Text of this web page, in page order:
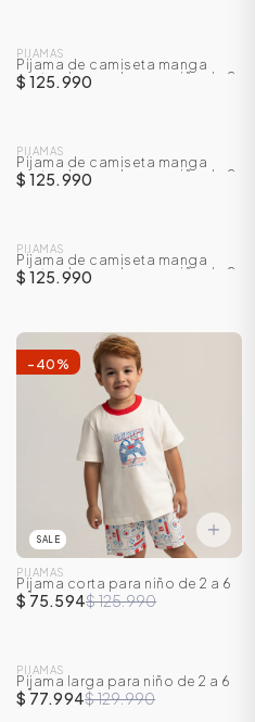
PIJAMAS
Pijama de camiseta manga
corta + bermuda para niño de 2
a 7 años
$ 125.990
PIJAMAS
Pijama de camiseta manga
corta + bermuda para niño de 2
a 7 años
$ 125.990
PIJAMAS
Pijama de camiseta manga
corta + bermuda para niño de 2
a 7 años
$ 125.990
- 40 %
SALE
PIJAMAS
Pijama corta para niño de 2 a 6
años
$ 75.594$ 125.990
-40 %
PIJAMAS
Pijama larga para niño de 2 a 6
años
$ 77.994$ 129.990